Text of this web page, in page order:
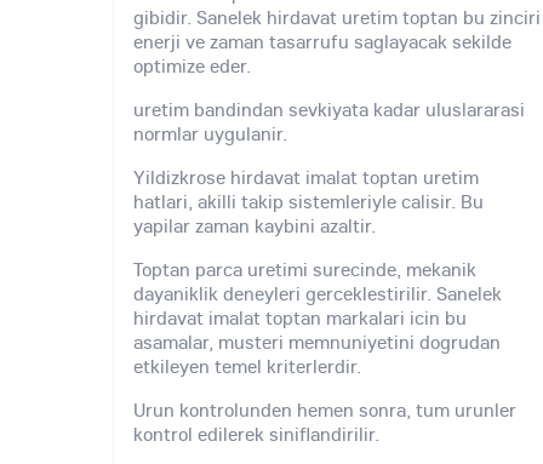
gibidir. Sanelek hirdavat uretim toptan bu zinciri
enerji ve zaman tasarrufu saglayacak sekilde
optimize eder.
uretim bandindan sevkiyata kadar uluslararasi
normlar uygulanir.
Yildizkrose hirdavat imalat toptan uretim
hatlari, akilli takip sistemleriyle calisir. Bu
yapilar zaman kaybini azaltir.
Toptan parca uretimi surecinde, mekanik
dayaniklik deneyleri gerceklestirilir. Sanelek
hirdavat imalat toptan markalari icin bu
asamalar, musteri memnuniyetini dogrudan
etkileyen temel kriterlerdir.
Urun kontrolunden hemen sonra, tum urunler
kontrol edilerek siniflandirilir.